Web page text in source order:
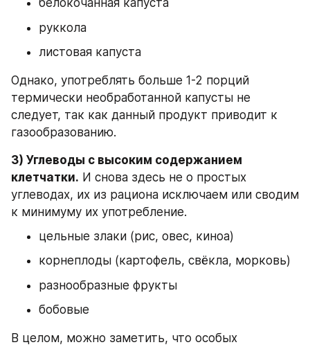
белокочанная капуста
руккола
листовая капуста
Однако, употреблять больше 1-2 порций
термически необработанной капусты не
следует, так как данный продукт приводит к
газообразованию.
3) Углеводы с высоким содержанием
клетчатки. И снова здесь не о простых
углеводах, их из рациона исключаем или сводим
к минимуму их употребление.
цельные злаки (рис, овес, киноа)
корнеплоды (картофель, свёкла, морковь)
разнообразные фрукты
бобовые
В целом, можно заметить, что особых